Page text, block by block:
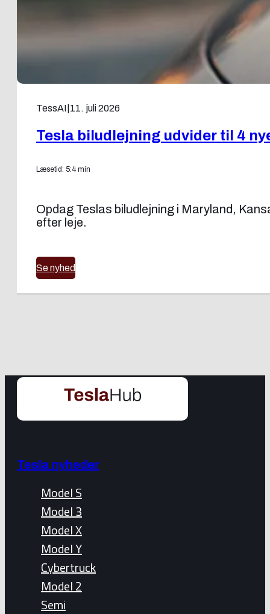
TessAI 11. juli 2026
Tesla biludlejning udvider til 4
Læsetid: 5:4 min
Opdag Teslas biludlejning i Maryland,
efter leje.
Se nyhed
Tesla nyheder
Model S
Model 3
Model X
Model Y
Cybertruck
Model 2
Semi